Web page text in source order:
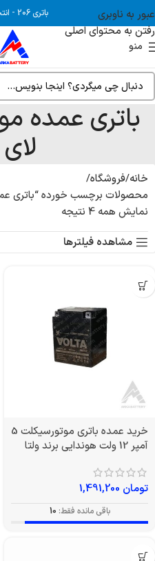
عبور به ناوبری
رفتن به محتوای اصلی
باتری 206 -
منو
باتری عمده
خانه فروشگاه
محصولات برچسب خورده “باتری
نمایش همه 4 نتیجه
مشاهده فیلترها
خرید عمده باتری موتورسیکلت 5
آمپر 12 ولت هوندایی برند ولتا
تومان
باقی مانده فقط: 10